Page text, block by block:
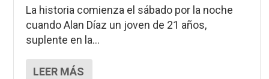
La historia comienza el sábado por la noche
cuando Alan Díaz un joven de 21 años,
suplente en la...
LEER MÁS